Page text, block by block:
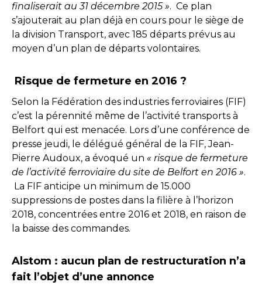
finaliserait au 31 décembre 2015 ». Ce plan
s’ajouterait au plan déjà en cours pour le siège de
la division Transport, avec 185 départs prévus au
moyen d’un plan de départs volontaires.
Risque de fermeture en 2016 ?
Selon la Fédération des industries ferroviaires (FIF)
c’est la pérennité même de l’activité transports à
Belfort qui est menacée. Lors d’une conférence de
presse jeudi, le délégué général de la FIF, Jean-
Pierre Audoux, a évoqué un « risque de fermeture
de l’activité ferroviaire du site de Belfort en 2016 ».
La FIF anticipe un minimum de 15.000
suppressions de postes dans la filière à l’horizon
2018, concentrées entre 2016 et 2018, en raison de
la baisse des commandes.
Alstom : aucun plan de restructuration n’a
fait l’objet d’une annonce